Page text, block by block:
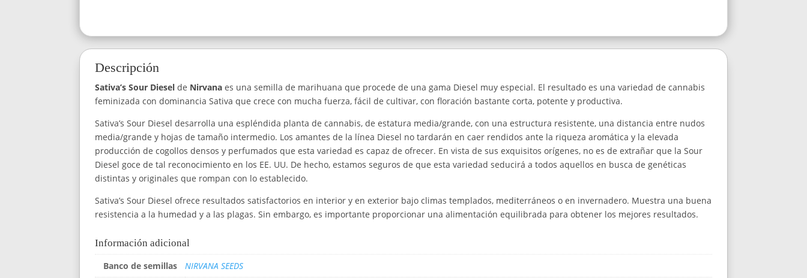
Descripción
Sativa’s Sour Diesel de Nirvana es una semilla de marihuana que procede de una gama Diesel muy especial. El resultado es una variedad de cannabis
feminizada con dominancia Sativa que crece con mucha fuerza, fácil de cultivar, con floración bastante corta, potente y productiva.
Sativa’s Sour Diesel desarrolla una espléndida planta de cannabis, de estatura media/grande, con una estructura resistente, una distancia entre nudos
media/grande y hojas de tamaño intermedio. Los amantes de la línea Diesel no tardarán en caer rendidos ante la riqueza aromática y la elevada
producción de cogollos densos y perfumados que esta variedad es capaz de ofrecer. En vista de sus exquisitos orígenes, no es de extrañar que la Sour
Diesel goce de tal reconocimiento en los EE. UU. De hecho, estamos seguros de que esta variedad seducirá a todos aquellos en busca de genéticas
distintas y originales que rompan con lo establecido.
Sativa’s Sour Diesel ofrece resultados satisfactorios en interior y en exterior bajo climas templados, mediterráneos o en invernadero. Muestra una buena
resistencia a la humedad y a las plagas. Sin embargo, es importante proporcionar una alimentación equilibrada para obtener los mejores resultados.
Información adicional
Banco de semillas
NIRVANA SEEDS